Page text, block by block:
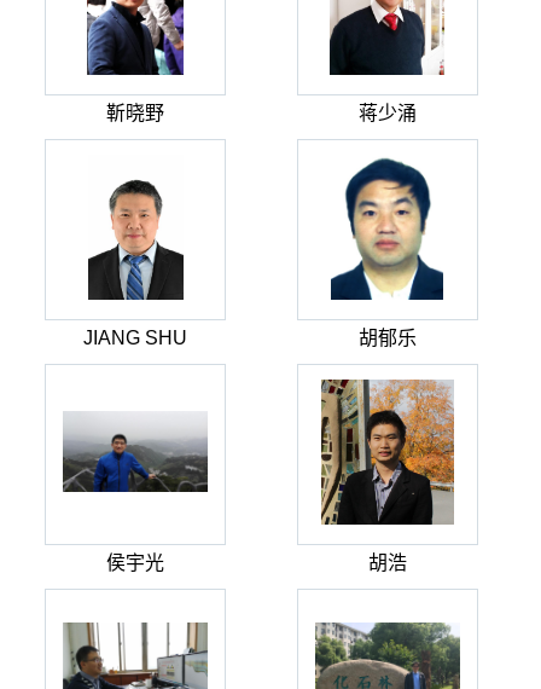
靳晓野 蒋少涌
JIANG SHU 胡郁乐
侯宇光 胡浩